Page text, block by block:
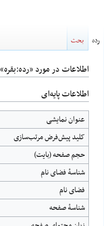
اطلاعات در مورد «رده:بقره»
پرش
به
ناوبری
پرش
به
جستجو
اطلاعات پایه‌ای
عنوان نمایشی
کلید پیش‌فرض مرتب‌سازی
حجم صفحه (بایت)
شناسهٔ فضای نام
فضای نام
شناسهٔ صفحه
رده بحث